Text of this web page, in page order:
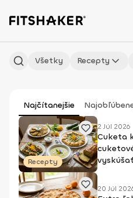
Všetky Recepty
Najčítanejšie
Recepty
2 Júl 2026
Cuketa
vyskúšať
20 Júl